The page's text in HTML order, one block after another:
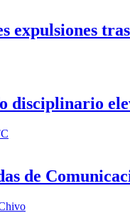
disciplinario
de